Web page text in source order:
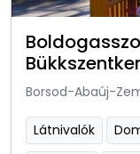
Borsod-Abaúj-
Látnivalók